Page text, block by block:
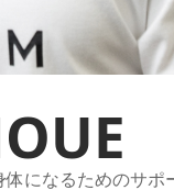
体になるためのサポ